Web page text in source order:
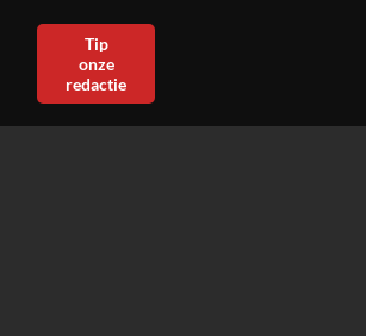
Tip
onze
redactie